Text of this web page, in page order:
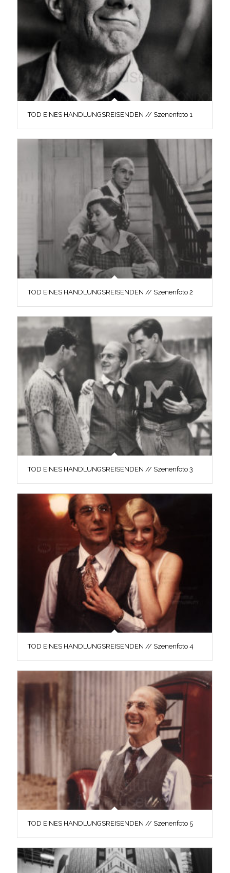
TOD EINES HANDLUNGSREISENDEN // Szenenfoto 1
TOD EINES HANDLUNGSREISENDEN // Szenenfoto 2
TOD EINES HANDLUNGSREISENDEN // Szenenfoto 3
TOD EINES HANDLUNGSREISENDEN // Szenenfoto 4
TOD EINES HANDLUNGSREISENDEN // Szenenfoto 5